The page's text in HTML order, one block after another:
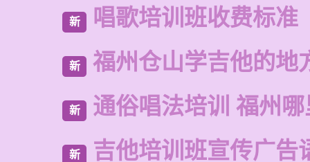
新 唱歌培训班收费标准
新 福州仓山学吉他的地
新 通俗唱法培训 福州
新 吉他培训班宣传广告